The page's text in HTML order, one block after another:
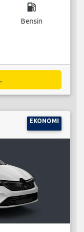
local_gas_station
Bensin
EKONOMI